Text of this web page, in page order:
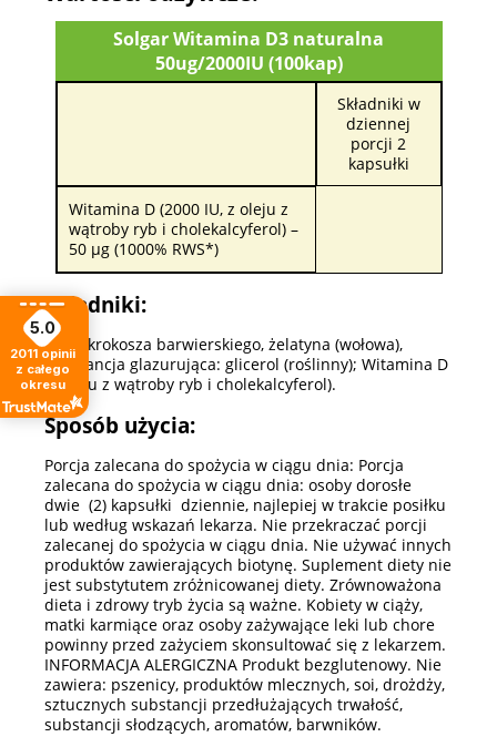
Solgar Witamina D3 naturalna
50ug/2000IU (100kap)
Składniki w
dziennej
porcji 2
kapsułki
Witamina D (2000 IU, z oleju z
wątroby ryb i cholekalcyferol) –
50 µg (1000% RWS*)
Składniki:
olej z krokosza barwierskiego, żelatyna (wołowa),
substancja glazurująca: glicerol (roślinny); Witamina D
(z oleju z wątroby ryb i cholekalcyferol).
Sposób użycia:
Porcja zalecana do spożycia w ciągu dnia: Porcja
zalecana do spożycia w ciągu dnia: osoby dorosłe
dwie (2) kapsułki dziennie, najlepiej w trakcie posiłku
lub według wskazań lekarza. Nie przekraczać porcji
zalecanej do spożycia w ciągu dnia. Nie używać innych
produktów zawierających biotynę. Suplement diety nie
jest substytutem zróżnicowanej diety. Zrównoważona
dieta i zdrowy tryb życia są ważne. Kobiety w ciąży,
matki karmiące oraz osoby zażywające leki lub chore
powinny przed zażyciem skonsultować się z lekarzem.
INFORMACJA ALERGICZNA Produkt bezglutenowy. Nie
zawiera: pszenicy, produktów mlecznych, soi, drożdży,
sztucznych substancji przedłużających trwałość,
substancji słodzących, aromatów, barwników.
5.0
2011 opinii
z całego
okresu